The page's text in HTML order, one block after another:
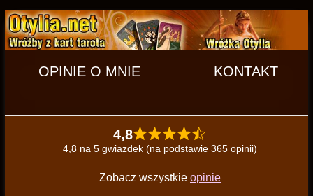
OPINIE O MNIE KONTAKT
4,8
4,8 na 5 gwiazdek (na podstawie 365 opinii)
Zobacz wszystkie opinie